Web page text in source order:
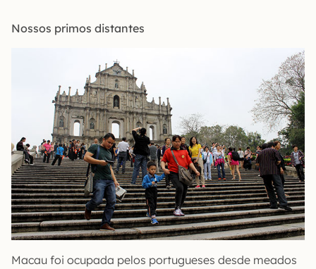
Nossos primos distantes
Macau foi ocupada pelos portugueses desde meados